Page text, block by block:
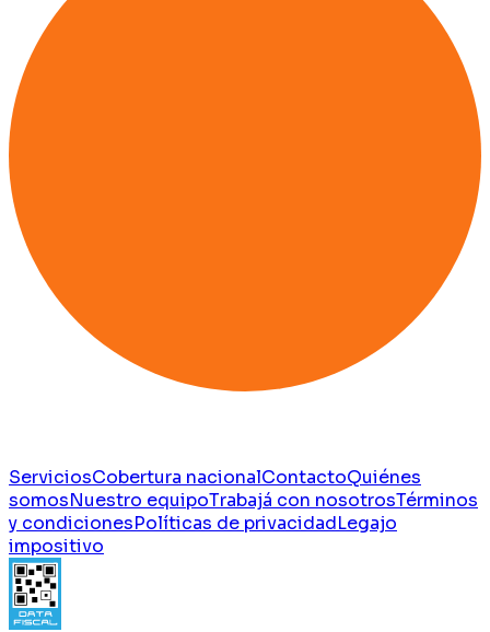
ServiciosCobertura nacionalContactoQuiénes
somosNuestro equipoTrabajá con nosotrosTérminos
y condicionesPolíticas de privacidadLegajo
impositivo